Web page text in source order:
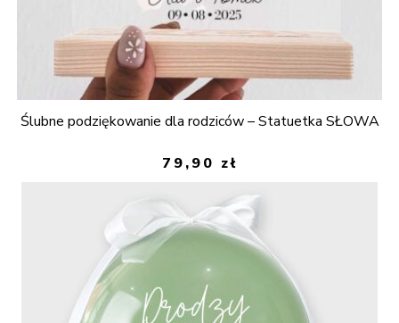
Ślubne podziękowanie dla rodziców – Statuetka SŁOWA
79,90 zł